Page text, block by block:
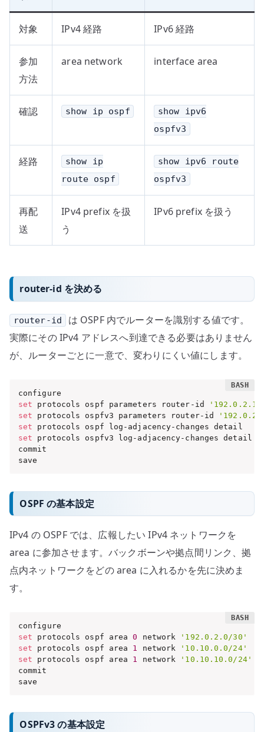
対象 IPv4 経路 IPv6 経路
参加
方法
area network interface area
確認 show ip ospf
show ipv6
ospfv3
経路
show ip
route ospf
show ipv6 route
ospfv3
再配
送
IPv4 prefix を扱
う
IPv6 prefix を扱う
router-id を決める
router-id
は OSPF 内でルーターを識別する値です。
実際にその IPv4 アドレスへ到達できる必要はありません
が、ルーターごとに一意で、変わりにくい値にします。
set protocols ospf parameters router-id
'192.0.2.1'
set protocols ospfv3 parameters router-id
set
set protocols ospfv3 log-adjacency-changes detail
commit
save
OSPF の基本設定
IPv4 の OSPF では、広報したい IPv4 ネットワークを
area に参加させます。バックボーンや拠点間リンク、拠
点内ネットワークをどの area に入れるかを先に決めま
す。
set protocols ospf area 0 network
'192.0.2.0/30'
set protocols ospf area 1 network
'10.10.0.0/24'
set protocols ospf area 1 network
'10.10.10.0/24'
commit
save
OSPFv3 の基本設定